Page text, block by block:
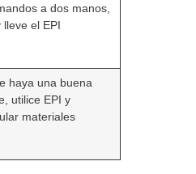
a dos manos,
el EPI
haya una buena
utilice EPI y
materiales